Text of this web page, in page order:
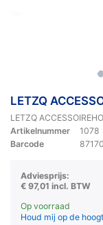
LETZQ
LETZQ
Artikelnummer
1078
Barcode
Adviesprijs:
€ 97,01 incl. BTW
Op voorraad
Houd mij op de